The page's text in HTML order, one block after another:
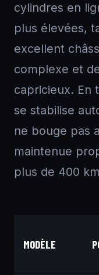
cylindres en
plus élevées,
excellent
complexe et
capricieux. En
se stabilise
ne bouge pas
maintenue
plus de 400
MODÈLE